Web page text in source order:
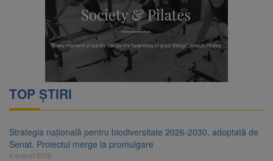
TOP ȘTIRI
Strategia națională pentru biodiversitate 2026-2030, adoptată de
Senat. Proiectul merge la promulgare
6 august 2026